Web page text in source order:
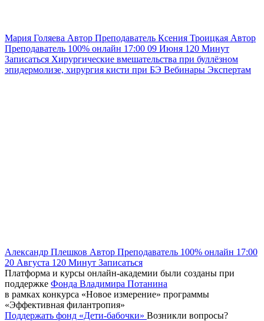
Мария Голяева Автор Преподаватель Ксения Троицкая Автор
Преподаватель 100% онлайн 17:00 09 Июня 120 Минут
Записаться Хирургические вмешательства при буллёзном
эпидермолизе, хирургия кисти при БЭ Вебинары Экспертам
Александр Плешков Автор Преподаватель 100% онлайн 17:00
20 Августа 120 Минут Записаться
Платформа и курсы онлайн-академии были созданы при
поддержке Фонда Владимира Потанина
в рамках конкурса «Новое измерение» программы
«Эффективная филантропия»
Поддержать фонд «Дети-бабочки» Возникли вопросы?